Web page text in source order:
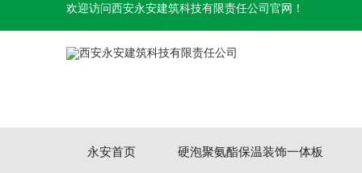
欢迎访问西安永安建筑科技有限责任公司官网！
永安首页 硬泡聚氨酯保温装饰一体板